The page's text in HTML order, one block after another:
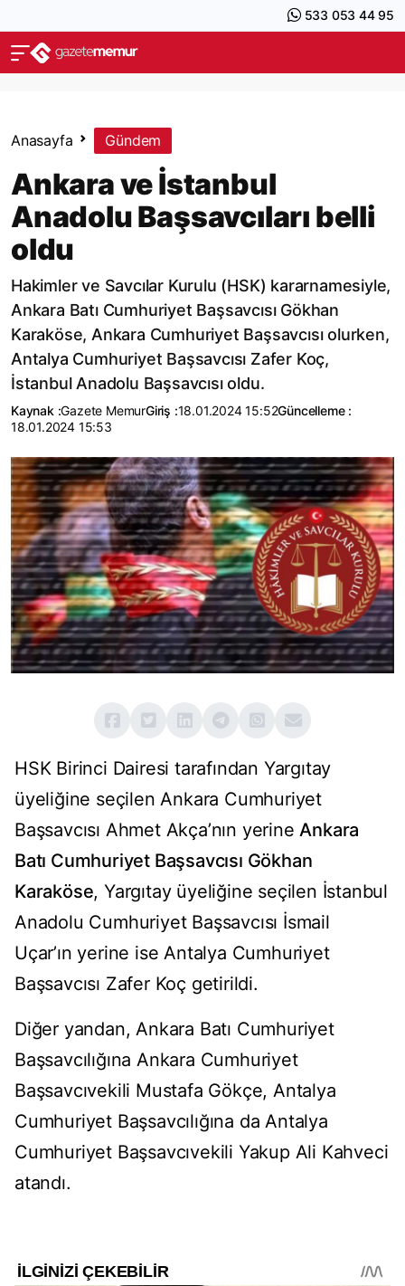
533 053 44 95
Anasayfa Gündem
Ankara ve İstanbul
Anadolu Başsavcıları belli
oldu
Hakimler ve Savcılar Kurulu (HSK) kararnamesiyle,
Ankara Batı Cumhuriyet Başsavcısı Gökhan
Karaköse, Ankara Cumhuriyet Başsavcısı olurken,
Antalya Cumhuriyet Başsavcısı Zafer Koç,
İstanbul Anadolu Başsavcısı oldu.
Kaynak :Gazete MemurGiriş :18.01.2024 15:52Güncelleme :
18.01.2024 15:53
HSK Birinci Dairesi tarafından Yargıtay
üyeliğine seçilen Ankara Cumhuriyet
Başsavcısı Ahmet Akça’nın yerineAnkara
Batı Cumhuriyet Başsavcısı Gökhan
Karaköse, Yargıtay üyeliğine seçilen İstanbul
Anadolu Cumhuriyet Başsavcısı İsmail
Uçar’ın yerine ise Antalya Cumhuriyet
Başsavcısı Zafer Koç getirildi.
Diğer yandan, Ankara Batı Cumhuriyet
Başsavcılığına Ankara Cumhuriyet
Başsavcıvekili Mustafa Gökçe, Antalya
Cumhuriyet Başsavcılığına da Antalya
Cumhuriyet Başsavcıvekili Yakup Ali Kahveci
atandı.